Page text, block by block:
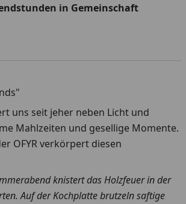
in Gemeinschaft
uns seit jeher neben Licht und
Mahlzeiten und gesellige Momente.
OFYR verkörpert diesen
knistert das Holzfeuer in der
Auf der Kochplatte brutzeln saftige